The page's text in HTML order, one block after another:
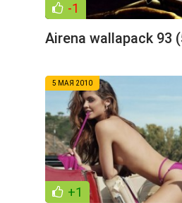
-1
Airena wallapack 93
5 МАЯ 2010
+1